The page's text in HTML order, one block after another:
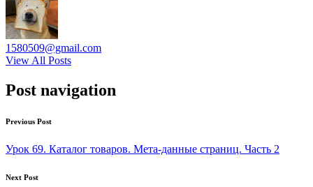
1580509@gmail.com
View All Posts
Post navigation
Previous Post
Урок 69. Каталог товаров. Мета-данные страниц. Часть 2
Next Post